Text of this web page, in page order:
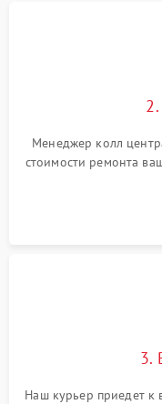
Менеджер колл
стоимости ремонта
3.
Наш курьер приедет к